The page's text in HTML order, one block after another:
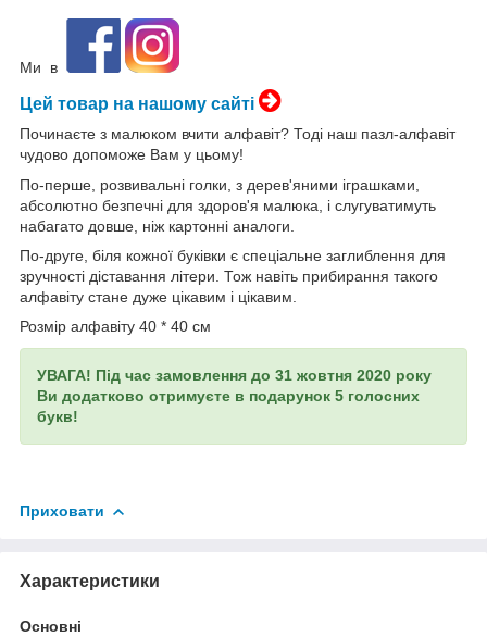
Ми в
Цей товар на нашому сайті
Починаєте з малюком вчити алфавіт? Тоді наш пазл-алфавіт
чудово допоможе Вам у цьому!
По-перше, розвивальні голки , з дерев'яними іграшками,
абсолютно безпечні для здоров'я малюка, і слугуватимуть
набагато довше, ніж картонні аналоги.
По-друге, біля кожної буківки є спеціальне заглиблення для
зручності діставання літери. Тож навіть прибирання такого
алфавіту стане дуже цікавим і цікавим.
Розмір алфавіту 40 * 40 см
УВАГА! Під час замовлення до 31 жовтня 2020 року
Ви додатково отримуєте в подарунок 5 голосних
букв!
Приховати
Характеристики
Основні